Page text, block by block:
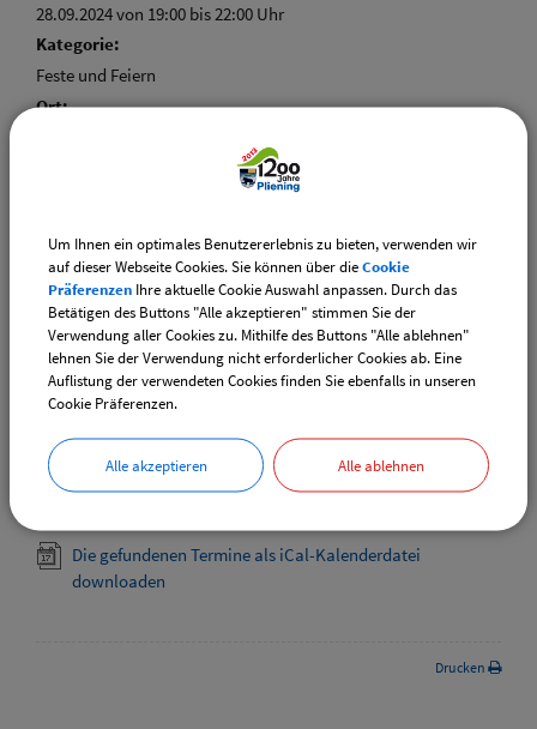
28.09.2024 von 19:00 bis 22:00 Uhr
Kategorie:
Feste und Feiern
Ort:
Weiterführende Links
Vereinsangebote speziell für junge Leute
Diese Vereine bieten Veranstaltungen speziell für junge
Leute an.
Downloads
Die gefundenen Termine als VCS-Kalenderdatei
Die gefundenen Termine als iCal-Kalenderdatei
downloaden
Drucken
Um Ihnen ein optimales Benutzererlebnis zu bieten, verwenden wir
auf dieser Webseite Cookies. Sie können über dieCookie
Präferenzen Ihre aktuelle Cookie Auswahl anpassen. Durch das
Betätigen des Buttons "Alle akzeptieren" stimmen Sie der
Verwendung aller Cookies zu. Mithilfe des Buttons "Alle ablehnen"
lehnen Sie der Verwendung nicht erforderlicher Cookies ab. Eine
Auflistung der verwendeten Cookies finden Sie ebenfalls in unseren
Cookie Präferenzen.
Alle akzeptieren Alle ablehnen